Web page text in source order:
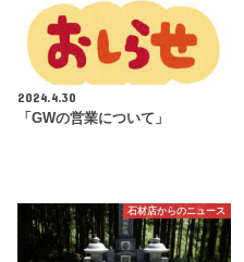
2024.4.30
「GWの営業について」
石材店からのニュース